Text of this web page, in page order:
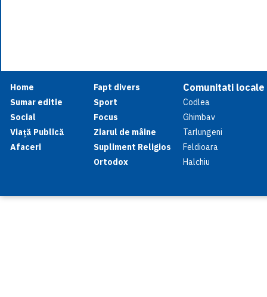
Home
Sumar editie
Social
Viață Publică
Afaceri
Fapt divers
Sport
Focus
Ziarul de mâine
Supliment Religios
Ortodox
Comunitati locale
Codlea
Ghimbav
Tarlungeni
Feldioara
Halchiu